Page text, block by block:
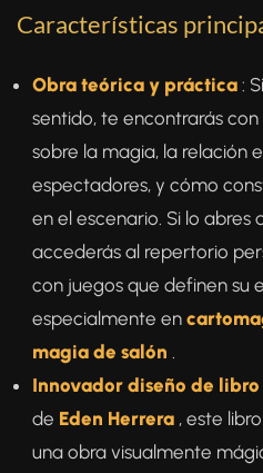
Características
Obra teórica y práctica :
sentido, te encontrarás
sobre la magia, la relación
espectadores, y cómo
en el escenario. Si lo abres
accederás al repertorio
con juegos que definen su
especialmente en
magia de salón .
Innovador diseño de
de Eden Herrera , este
una obra visualmente